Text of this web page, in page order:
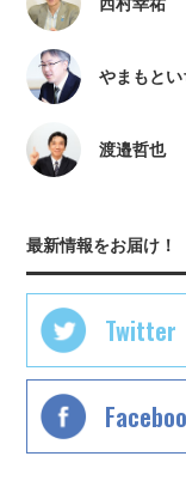
やまもとい
渡邉哲也
最新情報をお届け！
Twitter